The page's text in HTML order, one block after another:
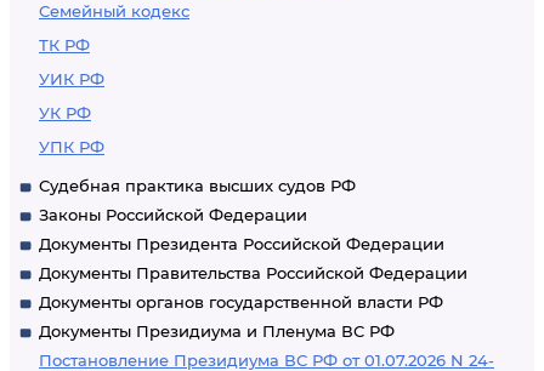
Семейный кодекс
ТК РФ
УИК РФ
УК РФ
УПК РФ
Судебная практика высших судов РФ
Законы Российской Федерации
Документы Президента Российской Федерации
Документы Правительства Российской Федерации
Документы органов государственной власти РФ
Документы Президиума и Пленума ВС РФ
Постановление Президиума ВС РФ от 01.07.2026 N 24-